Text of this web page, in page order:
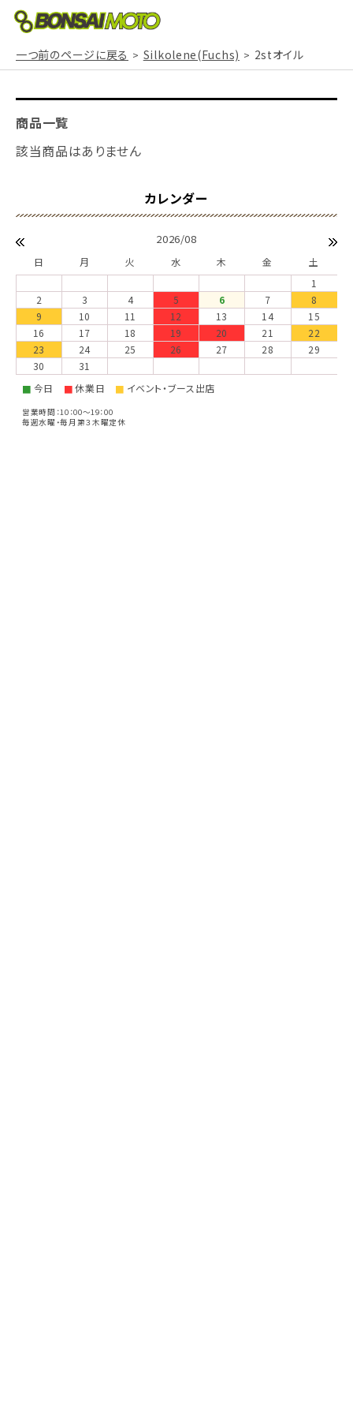
一つ前のページに戻る Silkolene(Fuchs) 2stオイル
商品一覧
該当商品はありません
2026/08
日 月 火 水 木 金
土
1
2
3 4 5 6 7
8
9
10 11 12 13 14
15
16
17 18 19 20 21
22
23
24 25 26 27 28
29
30
31
■ 今日 ■休業日 ■ イベント・ブース出店
営業時間：10：00～19：00
毎週水曜・毎月第３木曜定休